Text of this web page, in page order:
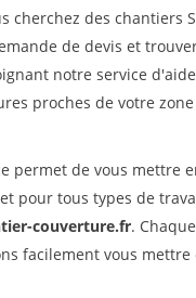
cherchez des
de devis et
notre service
proches de votre
permet de vous mettre
pour tous types de
couverture.fr.
facilement vous